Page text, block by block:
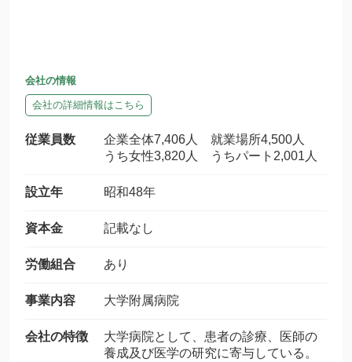
会社の情報
会社の詳細情報はこちら
従業員数
企業全体7,406人 就業場所4,500人
うち女性3,820人 うちパート2,001人
設立年 昭和48年
資本金 記載なし
労働組合 あり
事業内容 大学附属病院
会社の特徴
大学病院として、患者の診療、医師の
養成及び医学の研究に寄与している。